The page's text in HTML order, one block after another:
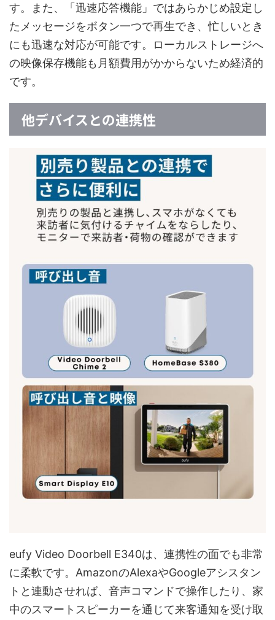
す。また、「迅速応答機能」ではあらかじめ設定し
たメッセージをボタン一つで再生でき、忙しいとき
にも迅速な対応が可能です。ローカルストレージへ
の映像保存機能も月額費用がかからないため経済的
です。
他デバイスとの連携性
eufy Video Doorbell E340は、連携性の面でも非常
に柔軟です。AmazonのAlexaやGoogleアシスタン
トと連動させれば、音声コマンドで操作したり、家
中のスマートスピーカーを通じて来客通知を受け取